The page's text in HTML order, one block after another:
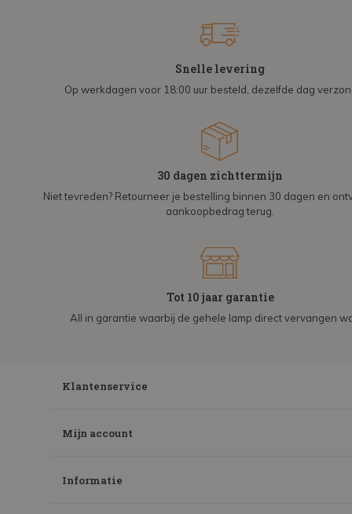
Snelle levering
Op werkdagen voor 18:00 uur besteld, dezelfde dag
30 dagen zichttermijn
Niet tevreden? Retourneer je bestelling binnen 30 dagen en
aankoopbedrag terug.
Tot 10 jaar garantie
All in garantie waarbij de gehele lamp direct vervangen
Klantenservice
Mijn account
Informatie